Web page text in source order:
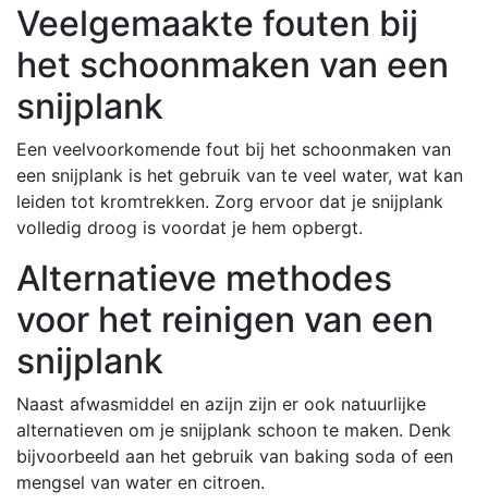
Veelgemaakte fouten bij
het schoonmaken van een
snijplank
Een veelvoorkomende fout bij het schoonmaken van
een snijplank is het gebruik van te veel water, wat kan
leiden tot kromtrekken. Zorg ervoor dat je snijplank
volledig droog is voordat je hem opbergt.
Alternatieve methodes
voor het reinigen van een
snijplank
Naast afwasmiddel en azijn zijn er ook natuurlijke
alternatieven om je snijplank schoon te maken. Denk
bijvoorbeeld aan het gebruik van baking soda of een
mengsel van water en citroen.